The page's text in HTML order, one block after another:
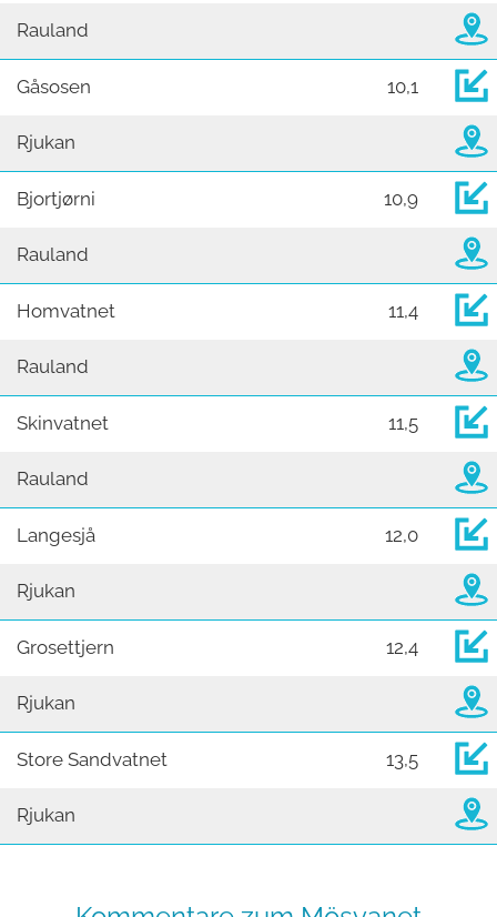
Rauland
Gåsosen 10,1
Rjukan
Bjortjørni 10,9
Rauland
Homvatnet 11,4
Rauland
Skinvatnet 11,5
Rauland
Langesjå 12,0
Rjukan
Grosettjern 12,4
Rjukan
Store Sandvatnet 13,5
Rjukan